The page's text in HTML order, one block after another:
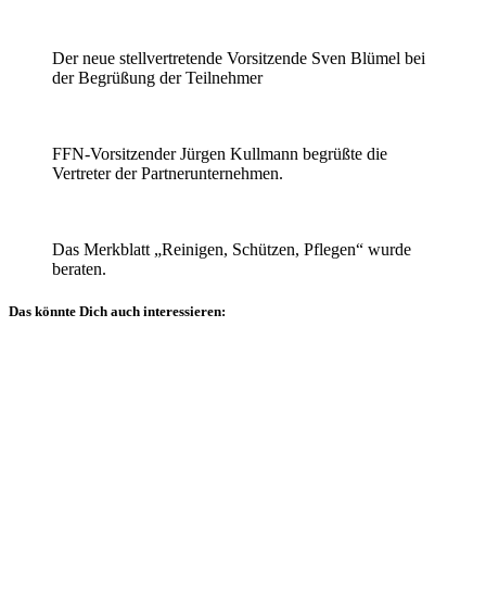
Der neue stellvertretende Vorsitzende Sven Blümel bei
der Begrüßung der Teilnehmer
FFN-Vorsitzender Jürgen Kullmann begrüßte die
Vertreter der Partnerunternehmen.
Das Merkblatt „Reinigen, Schützen, Pflegen“ wurde
beraten.
Das könnte Dich auch interessieren: